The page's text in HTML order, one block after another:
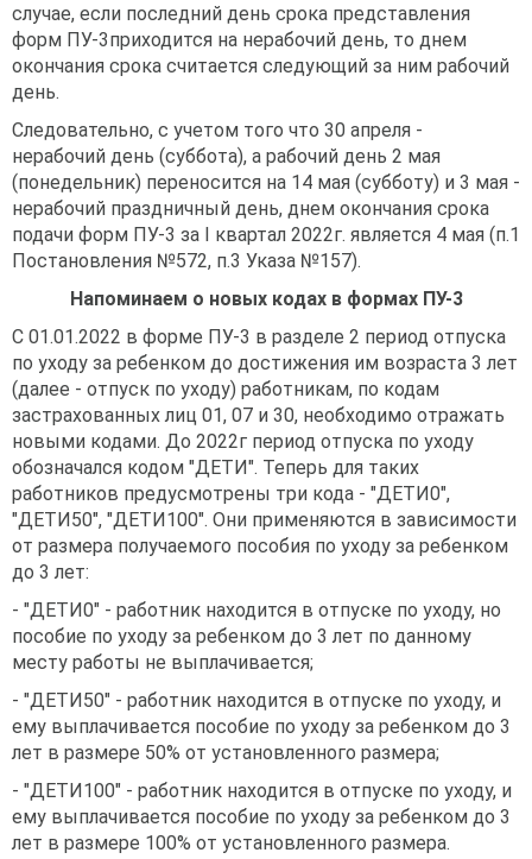
случае, если последний день срока представления
форм ПУ-3приходится на нерабочий день, то днем
окончания срока считается следующий за ним рабочий
день.
Следовательно, с учетом того что 30 апреля -
нерабочий день (суббота), а рабочий день 2 мая
(понедельник) переносится на 14 мая (субботу) и 3 мая -
нерабочий праздничный день, днем окончания срока
подачи форм ПУ-3 за I квартал 2022г. является 4 мая (п.1
Постановления №572, п.3 Указа №157).
Напоминаем о новых кодах в формах ПУ-3
С 01.01.2022 в форме ПУ-3 в разделе 2 период отпуска
по уходу за ребенком до достижения им возраста 3 лет
(далее - отпуск по уходу) работникам, по кодам
застрахованных лиц 01, 07 и 30, необходимо отражать
новыми кодами. До 2022г период отпуска по уходу
обозначался кодом "ДЕТИ". Теперь для таких
работников предусмотрены три кода - "ДЕТИ0",
"ДЕТИ50", "ДЕТИ100". Они применяются в зависимости
от размера получаемого пособия по уходу за ребенком
до 3 лет:
- "ДЕТИ0" - работник находится в отпуске по уходу, но
пособие по уходу за ребенком до 3 лет по данному
месту работы не выплачивается;
- "ДЕТИ50" - работник находится в отпуске по уходу, и
ему выплачивается пособие по уходу за ребенком до 3
лет в размере 50% от установленного размера;
- "ДЕТИ100" - работник находится в отпуске по уходу, и
ему выплачивается пособие по уходу за ребенком до 3
лет в размере 100% от установленного размера.